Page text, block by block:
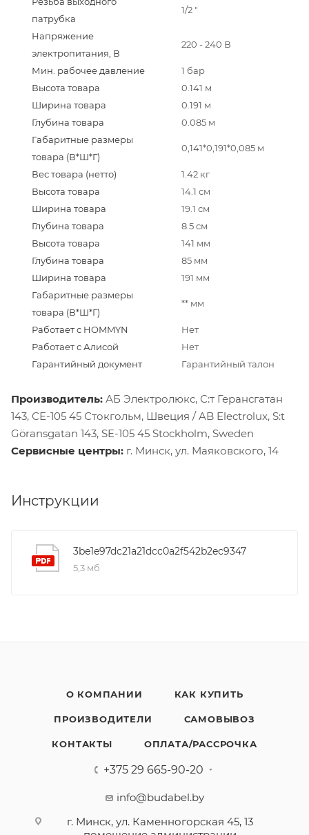
патрубка
1/2 "
Напряжение
электропитания, В
220 - 240 В
Мин. рабочее давление
1 бар
Высота товара
0.141 м
Ширина товара
0.191 м
Глубина товара
0.085 м
Габаритные размеры
товара (В*Ш*Г)
0,141*0,191*0,085 м
Вес товара (нетто)
1.42 кг
Высота товара
14.1 см
Ширина товара
19.1 см
Глубина товара
8.5 см
Высота товара
141 мм
Глубина товара
85 мм
Ширина товара
191 мм
Габаритные размеры
товара (В*Ш*Г)
** мм
Работает с HOMMYN
Нет
Работает с Алисой
Нет
Гарантийный документ
Гарантийный талон
Производитель: АБ Электролюкс, С:т Герансгатан
143, СЕ-105 45 Стокгольм, Швеция / AB Electrolux, S:t
Göransgatan 143, SE-105 45 Stockholm, Sweden
Сервисные центры: г. Минск, ул. Маяковского, 14
Инструкции
3be1e97dc21a21dcc0a2f542b2ec9347
5,3 мб
О КОМПАНИИ КАК КУПИТЬ
ПРОИЗВОДИТЕЛИ САМОВЫВОЗ
КОНТАКТЫ ОПЛАТА/РАССРОЧКА
+375 29 665-90-20
info@budabel.by
г. Минск, ул. Каменногорская 45, 13